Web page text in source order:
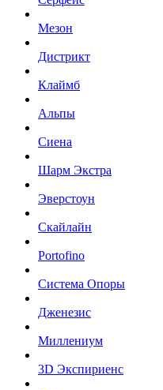
Мезон
Дистрикт
Клаймб
Альпы
Сиена
Шарм Экстра
Эверстоун
Скайлайн
Portofino
Система Опоры
Дженезис
Миллениум
3D Экспириенс